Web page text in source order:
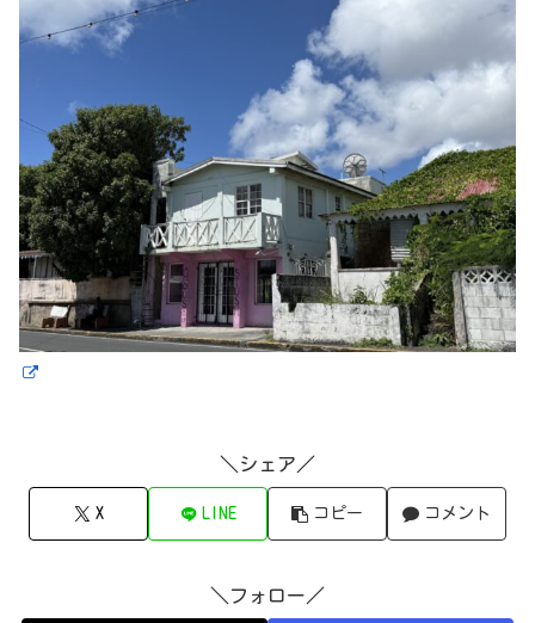
＼シェア／
X LINE コピー コメント
＼フォロー／